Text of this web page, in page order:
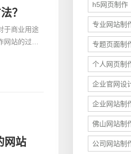
？
于商业用途
网站的过程
网站
h5网页制作
专业网站制
专题页面制
个人网页制
企业官网设
企业网站制
佛山网站制
公司网站制